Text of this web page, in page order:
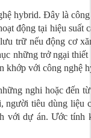
hybrid. Đây là
động tại hiệu suất
trữ nếu động cơ
những trở ngại
khớp với công nghệ
nghi hoặc đến
tiêu dùng liệu
với dự án. Ước tính